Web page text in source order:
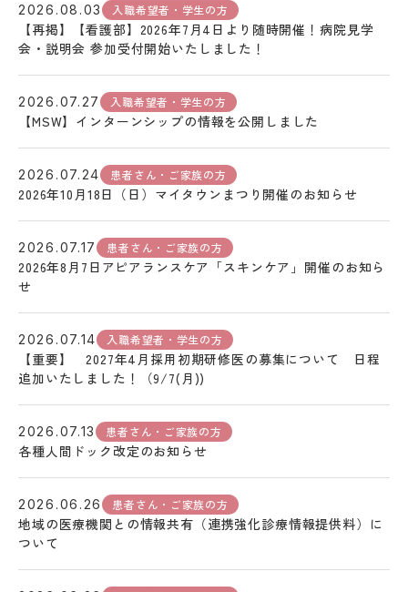
2026.08.03 入職希望者・学生の方
【再掲】【看護部】2026年7月4日より随時開催！病院見学
会・説明会 参加受付開始いたしました！
2026.07.27 入職希望者・学生の方
【MSW】インターンシップの情報を公開しました
2026.07.24 患者さん・ご家族の方
2026年10月18日（日）マイタウンまつり開催のお知らせ
2026.07.17 患者さん・ご家族の方
2026年8月7日アピアランスケア「スキンケア」開催のお知ら
せ
2026.07.14 入職希望者・学生の方
【重要】 2027年4月採用初期研修医の募集について 日程
追加いたしました！（9/7(月))
2026.07.13 患者さん・ご家族の方
各種人間ドック改定のお知らせ
2026.06.26 患者さん・ご家族の方
地域の医療機関との情報共有（連携強化診療情報提供料）に
ついて